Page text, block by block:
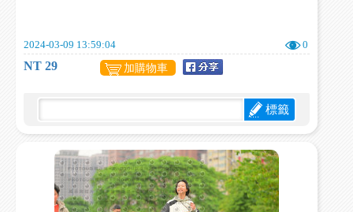
2024-03-09 13:59:04 0
NT 29 加購物車
標籤